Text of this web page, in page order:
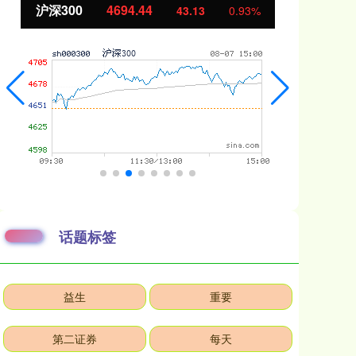
北证50 1134.24 11.37
话题标签
益生 重要
第二证券 每天